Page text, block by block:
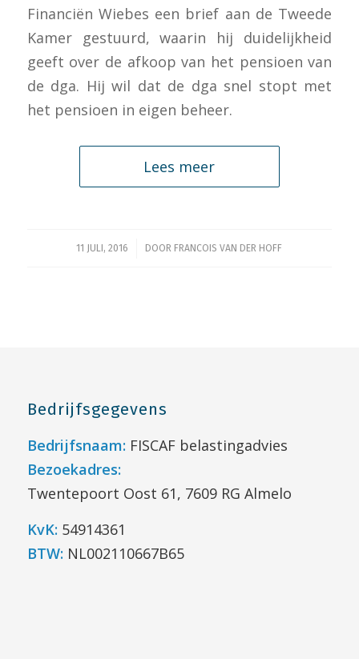
Financiën Wiebes een brief aan de Tweede
Kamer gestuurd, waarin hij duidelijkheid
geeft over de afkoop van het pensioen van
de dga. Hij wil dat de dga snel stopt met
het pensioen in eigen beheer.
Lees meer
11 JULI, 2016
/ DOOR FRANCOIS VAN DER HOFF
Bedrijfsgegevens
Bedrijfsnaam: FISCAF belastingadvies
Bezoekadres:
Twentepoort Oost 61, 7609 RG Almelo
KvK: 54914361
BTW: NL002110667B65